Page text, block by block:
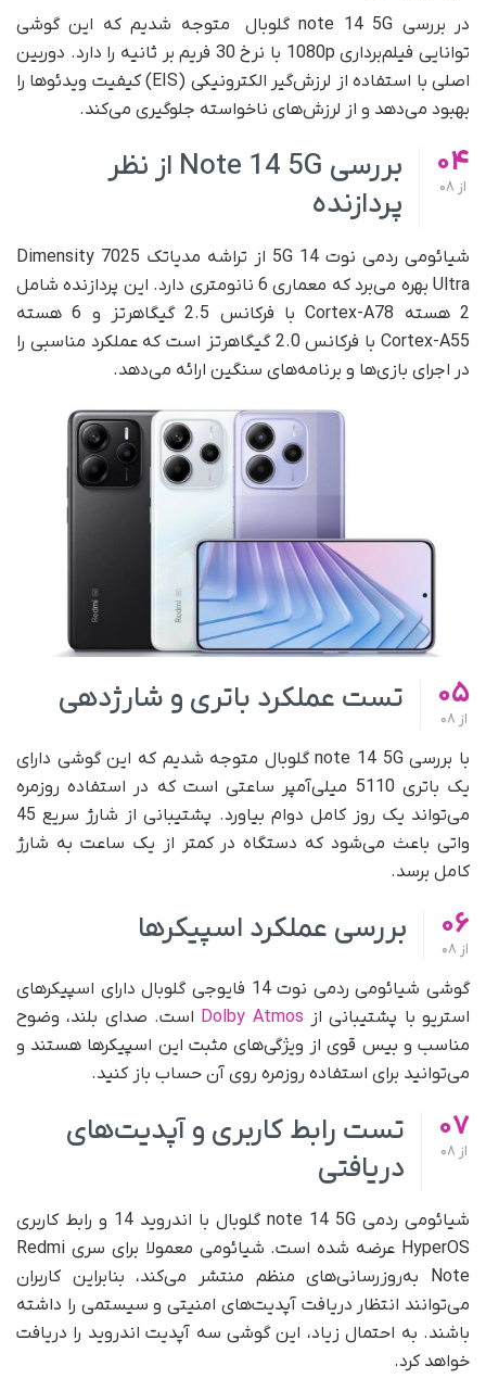
در بررسی note 14 5G گلوبال متوجه شدیم که این گوشی
توانایی فیلم‌برداری 1080p با نرخ 30 فریم بر ثانیه را دارد. دوربین
اصلی با استفاده از لرزش‌گیر الکترونیکی (EIS) کیفیت ویدئوها را
بهبود می‌دهد و از لرزش‌های ناخواسته جلوگیری می‌کند.
04
از
بررسی Note 14 5G از نظر
پردازنده
شیائومی ردمی نوت 14 5G از تراشه مدیاتک Dimensity 7025
Ultra بهره می‌برد که معماری 6 نانومتری دارد. این پردازنده شامل
2 هسته Cortex-A78 با فرکانس 2.5 گیگاهرتز و 6 هسته
Cortex-A55 با فرکانس 2.0 گیگاهرتز است که عملکرد مناسبی را
در اجرای بازی‌ها و برنامه‌های سنگین ارائه می‌دهد.
05
از
تست عملکرد باتری و شارژدهی
با بررسی note 14 5G گلوبال متوجه شدیم که این گوشی دارای
یک باتری 5110 میلی‌آمپر ساعتی است که در استفاده روزمره
می‌تواند یک روز کامل دوام بیاورد. پشتیبانی از شارژ سریع 45
واتی باعث می‌شود که دستگاه در کمتر از یک ساعت به شارژ
کامل برسد.
06
از
بررسی عملکرد اسپیکرها
گوشی شیائومی ردمی نوت 14 فایوجی گلوبال دارای اسپیکرهای
استریو با پشتیبانی از Dolby Atmos است. صدای بلند، وضوح
مناسب و بیس قوی از ویژگی‌های مثبت این اسپیکرها هستند و
می‌توانید برای استفاده روزمره روی آن حساب باز کنید.
07
از
تست رابط کاربری و آپدیت‌های
دریافتی
شیائومی ردمی note 14 5G گلوبال با اندروید 14 و رابط کاربری
HyperOS عرضه شده است. شیائومی معمولا برای سری Redmi
Note به‌روزرسانی‌های منظم منتشر می‌کند، بنابراین کاربران
می‌توانند انتظار دریافت آپدیت‌های امنیتی و سیستمی را داشته
باشند. به احتمال زیاد، این گوشی سه آپدیت اندروید را دریافت
خواهد کرد.